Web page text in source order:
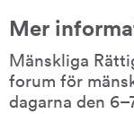
Mer
Mänskliga
forum för
dagarna den